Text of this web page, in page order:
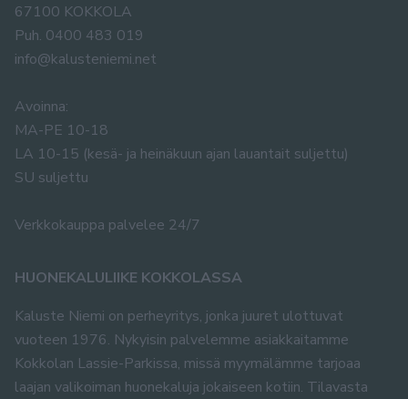
67100 KOKKOLA
Puh. 0400 483 019
info@kalusteniemi.net
Avoinna:
MA-PE 10-18
LA 10-15 (kesä- ja heinäkuun ajan lauantait suljettu)
SU suljettu
Verkkokauppa palvelee 24/7
HUONEKALULIIKE KOKKOLASSA
Kaluste Niemi on perheyritys, jonka juuret ulottuvat
vuoteen 1976. Nykyisin palvelemme asiakkaitamme
Kokkolan Lassie-Parkissa, missä myymälämme tarjoaa
laajan valikoiman huonekaluja jokaiseen kotiin. Tilavasta